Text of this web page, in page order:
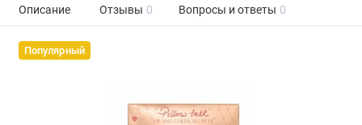
Описание Отзывы 0 Вопросы и ответы 0
Популярный